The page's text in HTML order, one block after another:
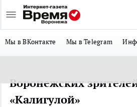
Мы в ВКонтакте Мы в Telegram
Воронежских
«Калигулой»